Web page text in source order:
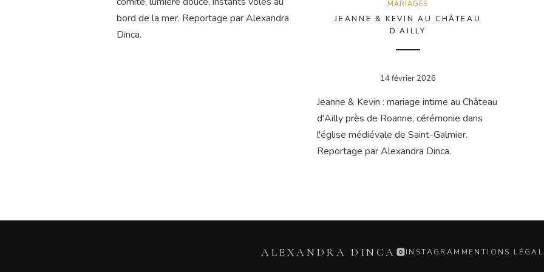
bord de la mer. Reportage par Alexandra
Dinca.
MARIAGES
JEANNE & KEVIN AU CHÂTEAU
D’AILLY
14 février 2026
Jeanne & Kevin : mariage intime au Château
d'Ailly près de Roanne, cérémonie dans
l'église médiévale de Saint-Galmier.
Reportage par Alexandra Dinca.
ALEXANDRA DINCA INSTAGRAM MENTIONS